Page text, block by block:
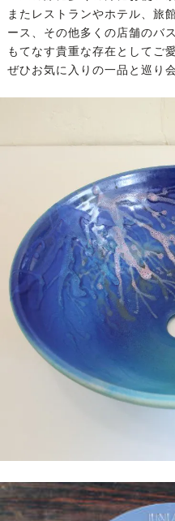
またレストランやホテル、旅
ース、その他多くの店舗のバ
もてなす貴重な存在としてご
ぜひお気に入りの一品と巡り